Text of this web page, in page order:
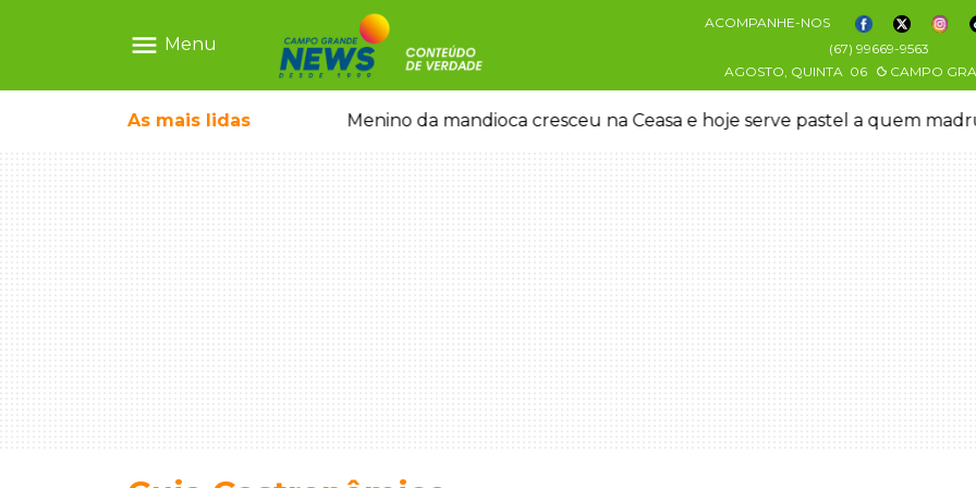
menu Menu
ACOMPANHE-NOS
(67) 99669-9563
AGOSTO, QUINTA 06 CAMPO
As mais lidas
crianças brasileiras Menino da mandioca cresceu na Ceasa e hoje serve pastel a quem